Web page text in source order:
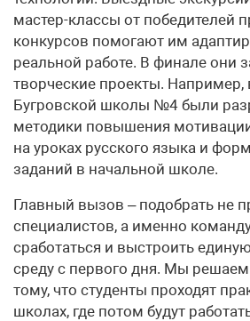
мастер-классы от победителей
конкурсов помогают им
реальной работе. В финале они
творческие проекты. Например,
Бугровской школы №4 были
методики повышения
на уроках русского языка и
заданий в начальной школе.
Главный вызов – подобрать не
специалистов, а именно
сработаться и выстроить
среду с первого дня. Мы решаем
тому, что студенты проходят
школах, где потом будут